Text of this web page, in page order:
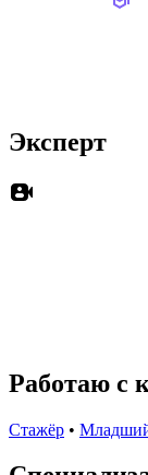
Эксперт
Работаю с
Стажёр •